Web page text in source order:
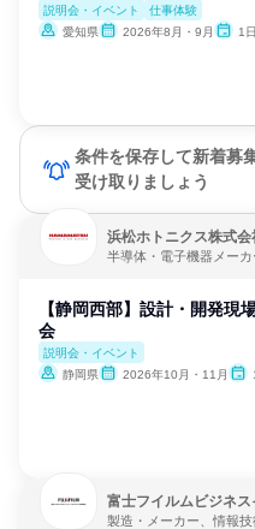
説明会・イベント
仕事体験
愛知県
2026年8月・9月 1日
条件を保存して新着募
受け取りましょう
浜松ホトニクス株式会
半導体・電子機器メーカ
【静岡西部】設計・開発現
会
説明会・イベント
静岡県
2026年10月・11月
富士フイルムビジネ
製造・メーカー、情報技